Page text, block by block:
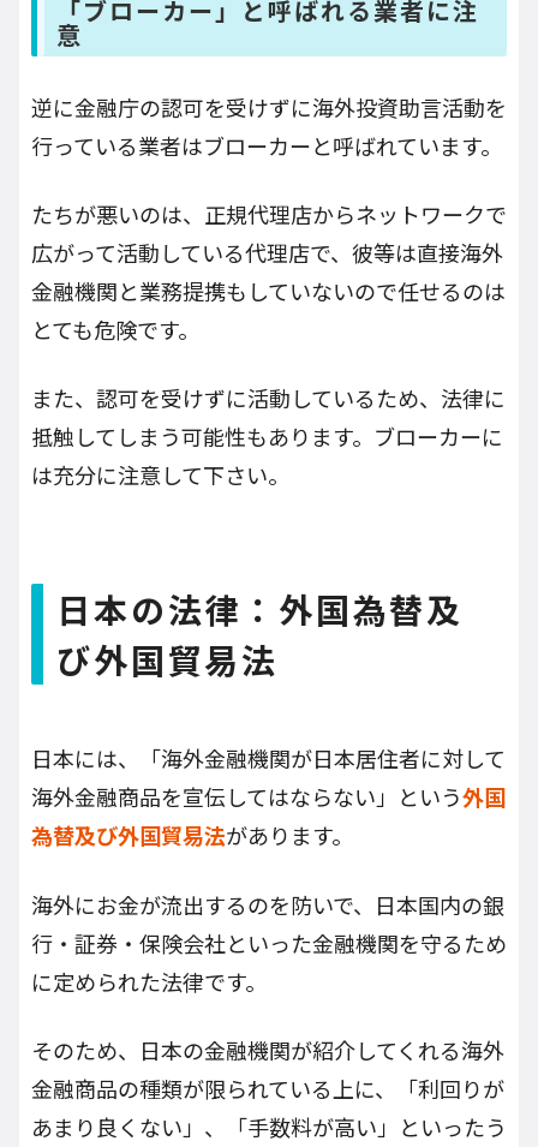
「ブローカー」と呼ばれる業者に注
意
逆に金融庁の認可を受けずに海外投資助言活動を
行っている業者はブローカーと呼ばれています。
たちが悪いのは、正規代理店からネットワークで
広がって活動している代理店で、彼等は直接海外
金融機関と業務提携もしていないので任せるのは
とても危険です。
また、認可を受けずに活動しているため、法律に
抵触してしまう可能性もあります。ブローカーに
は充分に注意して下さい。
日本の法律：外国為替及
び外国貿易法
日本には、「海外金融機関が日本居住者に対して
海外金融商品を宣伝してはならない」という外国
為替及び外国貿易法があります。
海外にお金が流出するのを防いで、日本国内の銀
行・証券・保険会社といった金融機関を守るため
に定められた法律です。
そのため、日本の金融機関が紹介してくれる海外
金融商品の種類が限られている上に、「利回りが
あまり良くない」、「手数料が高い」といったう